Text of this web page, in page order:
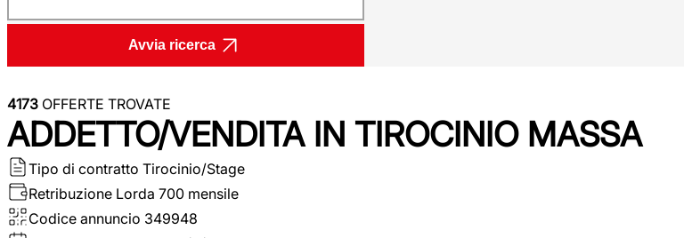
Avvia ricerca
4173 OFFERTE TROVATE
ADDETTO/VENDITA IN TIROCINIO MASSA
Tipo di contratto Tirocinio/Stage
Retribuzione Lorda 700 mensile
Codice annuncio 349948